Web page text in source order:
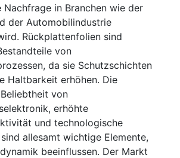
Nachfrage in Branchen wie der
der Automobilindustrie
Rückplattenfolien sind
von
da sie Schutzschichten
Haltbarkeit erhöhen. Die
von
erhöhte
und technologische
allesamt wichtige Elemente,
beeinflussen. Der Markt